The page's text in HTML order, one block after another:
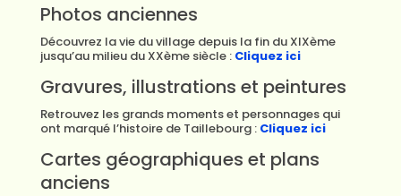
Photos anciennes
Découvrez la vie du village depuis la fin du XIXème
jusqu’au milieu du XXème siècle : Cliquez ici
Gravures, illustrations et peintures
Retrouvez les grands moments et personnages qui
ont marqué l’histoire de Taillebourg : Cliquez ici
Cartes géographiques et plans
anciens